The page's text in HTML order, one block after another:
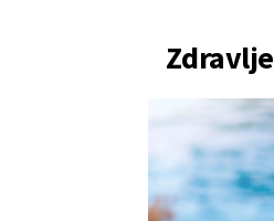
Zdravlje